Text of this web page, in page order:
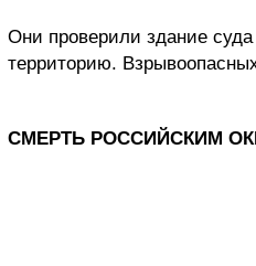
Они проверили здание
территорию.
СМЕРТЬ РОССИЙСКИМ